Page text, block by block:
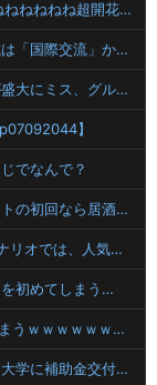
【夢が叶う】桃鈴ねね 1st Live 「花咲く＊ねねねねねねねね超開花！」！アイドル魂を完全網羅
【大論争】インドネシア人高校生の甲子園始球式は「国際交流」か「政治利用」か
企業の採用試験でタイムキーパーを志願した人が盛大にミス、グループは険悪になりタイムアップとなったが……
】
でなんで？
【画像】みい山作者「居酒屋行く奴はバカ。ホストの初回なら居酒屋より安く飲めてイケメンにチヤホヤされる」
【速報】ダンロン小高「ダンガンロンパ2の新シナリオでは、人気キャラも殺していきますw」
を初めてしまう…
【動画】DAZNさん、わけわからん動画上げてしまうｗｗｗｗｗｗｗｗ
【平等は？】文科省、若手女性研究者支援のため大学に補助金交付（年間最大5000万円）「将来のリーダーとして活躍する（女性の）人材を輩出したい」